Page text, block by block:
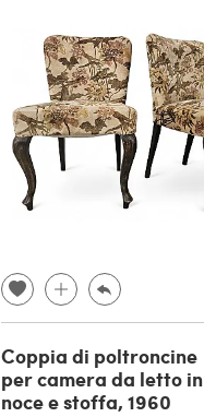
Coppia di poltroncine
per camera da letto in
noce e stoffa, 1960